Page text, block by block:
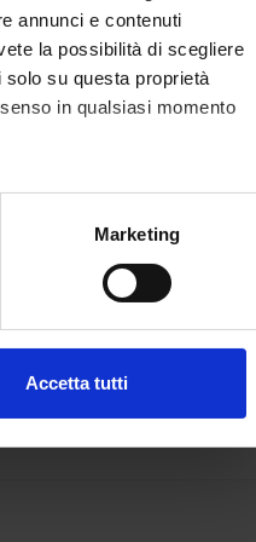
annunci e contenuti
la possibilità di scegliere
su questa proprietà
in qualsiasi momento
metro,Marketing
Accetta tutti